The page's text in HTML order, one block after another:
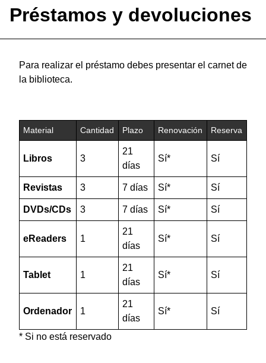
Préstamos y devoluciones
Para realizar el préstamo debes presentar el carnet de
la biblioteca.
Material Cantidad Plazo Renovación Reserva
Libros 3
21
días
Sí* Sí
Revistas 3 7 días Sí* Sí
DVDs/CDs 3 7 días Sí* Sí
eReaders 1
21
días
Sí* Sí
Tablet 1
21
días
Sí* Sí
Ordenador 1
21
días
Sí* Sí
* Si no está reservado